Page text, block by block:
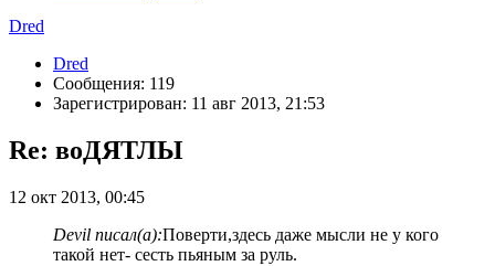
Dred
Dred
Сообщения: 119
Зарегистрирован: 11 авг 2013, 21:53
Re: воДЯТЛЫ
12 окт 2013, 00:45
Devil писал(а):Поверти,здесь даже мысли не у кого
такой нет- сесть пьяным за руль.